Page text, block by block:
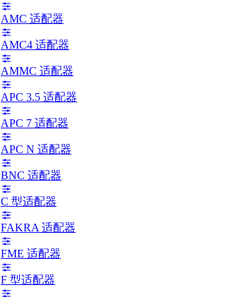
AMC 适配器
AMC4 适配器
AMMC 适配器
APC 3.5 适配器
APC 7 适配器
APC N 适配器
BNC 适配器
C 型适配器
FAKRA 适配器
FME 适配器
F 型适配器